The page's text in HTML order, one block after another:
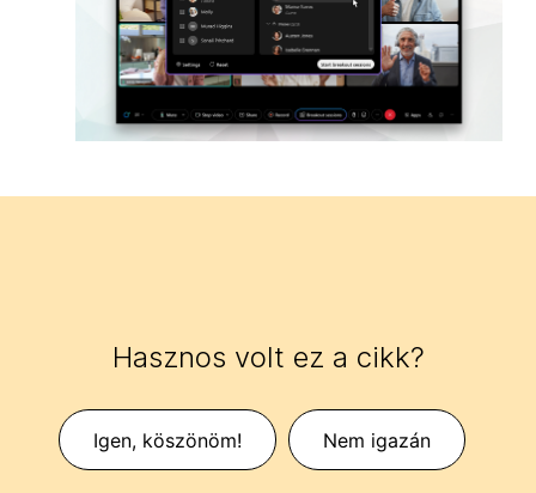
Hasznos volt ez a cikk?
Igen, köszönöm! Nem igazán